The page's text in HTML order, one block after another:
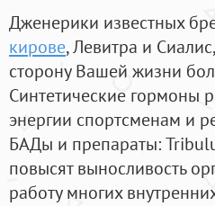
Дженерики известных
кирове, Левитра и
сторону Вашей жизни
Синтетические гормоны
энергии спортсменам и
БАДы и препараты:
повысят выносливость
работу многих